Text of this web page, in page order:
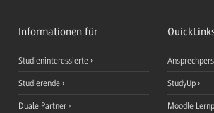
Informationen für
Studieninteressierte
Studierende
Duale Partner
StudyUp
Moodle